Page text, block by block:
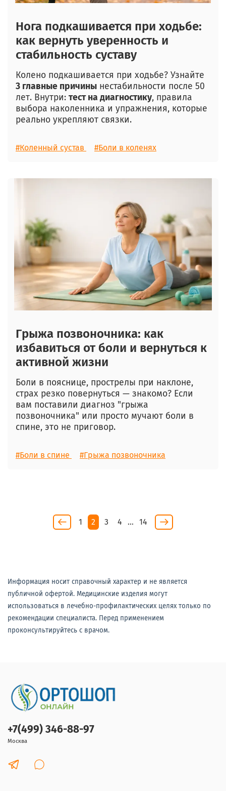
Нога подкашивается при ходьбе:
как вернуть уверенность и
стабильность суставу
Колено подкашивается при ходьбе? Узнайте
3 главные причины нестабильности после 50
лет. Внутри: тест на диагностику, правила
выбора наколенника и упражнения, которые
реально укрепляют связки.
#Коленный сустав #Боли в коленях
Грыжа позвоночника: как
избавиться от боли и вернуться к
активной жизни
Боли в пояснице, прострелы при наклоне,
страх резко повернуться — знакомо? Если
вам поставили диагноз "грыжа
позвоночника" или просто мучают боли в
спине, это не приговор.
#Боли в спине #Грыжа позвоночника
1 2 3 4 … 14
Информация носит справочный характер и не является
публичной офертой. Медицинские изделия могут
использоваться в лечебно-профилактических целях только по
рекомендации специалиста. Перед применением
проконсультируйтесь с врачом.
+7(499) 346-88-97
Москва